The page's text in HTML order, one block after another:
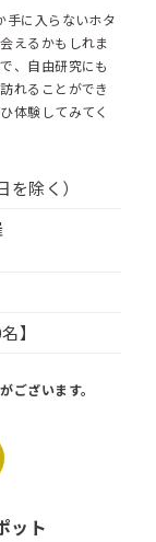
手に入らないホタ
えるかもしれま
、自由研究にも
れることができ
体験してみてく
除く）
】
ございます。
ット